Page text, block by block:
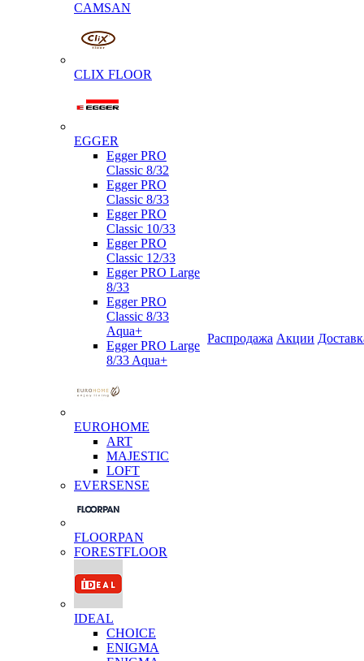
CAMSAN
CLIX FLOOR
EGGER
Egger PRO
Classic 8/32
Egger PRO
Classic 8/33
Egger PRO
Classic 10/33
Egger PRO
Classic 12/33
Egger PRO Large
8/33
Egger PRO
Classic 8/33
Aqua+
Egger PRO Large
8/33 Aqua+
EUROHOME
ART
MAJESTIC
LOFT
EVERSENSE
FLOORPAN
FORESTFLOOR
IDEAL
CHOICE
ENIGMA
Распродажа Акции